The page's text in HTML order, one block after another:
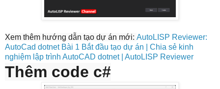
Xem thêm hướng dẫn tạo dự án mới: AutoLISP Reviewer:
AutoCad dotnet Bài 1 Bắt đầu tạo dự án | Chia sẻ kinh
nghiệm lập trình AutoCAD dotnet | AutoLISP Reviewer
Thêm code c#